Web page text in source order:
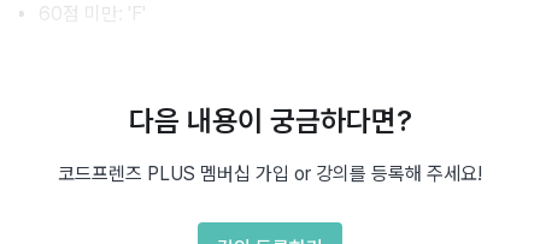
60점 미만: 'F'
# 여기에 코드를 작성하세요
다음 내용이 궁금하다면?
코드프렌즈 PLUS 멤버십 가입 or 강의를 등록해 주세요!